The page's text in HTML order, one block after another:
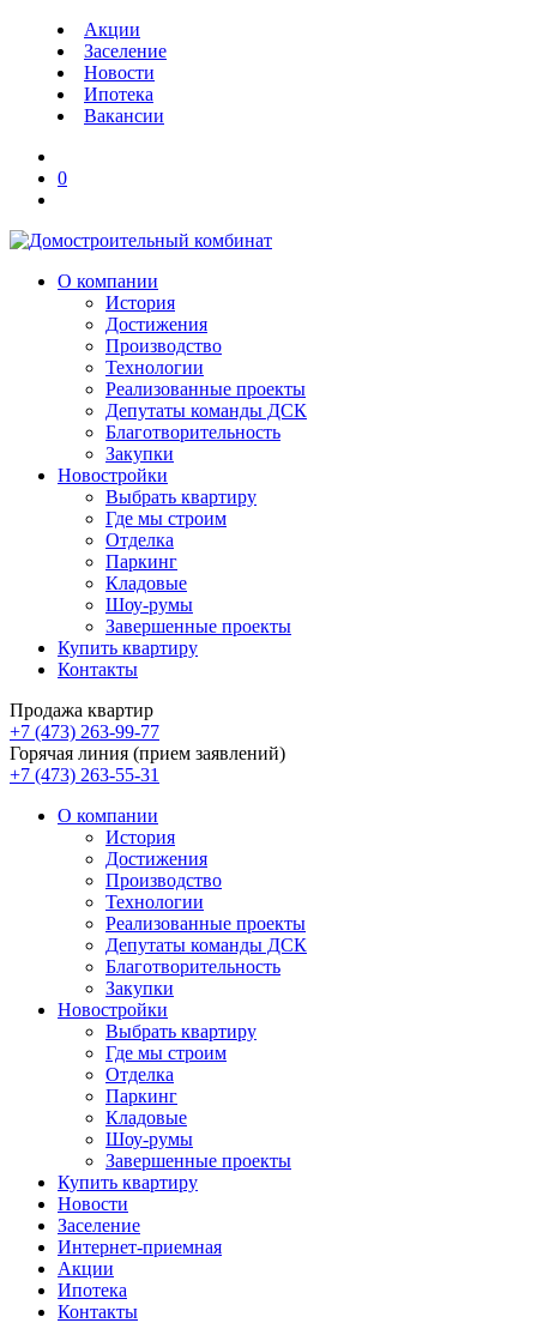
Акции
Заселение
Новости
Ипотека
Вакансии
0
О компании
История
Достижения
Производство
Технологии
Реализованные проекты
Депутаты команды ДСК
Благотворительность
Закупки
Новостройки
Выбрать квартиру
Где мы строим
Отделка
Паркинг
Кладовые
Шоу-румы
Завершенные проекты
Купить квартиру
Контакты
Продажа квартир
+7 (473) 263-99-77
Горячая линия (прием заявлений)
+7 (473) 263-55-31
О компании
История
Достижения
Производство
Технологии
Реализованные проекты
Депутаты команды ДСК
Благотворительность
Закупки
Новостройки
Выбрать квартиру
Где мы строим
Отделка
Паркинг
Кладовые
Шоу-румы
Завершенные проекты
Купить квартиру
Новости
Заселение
Интернет-приемная
Акции
Ипотека
Контакты